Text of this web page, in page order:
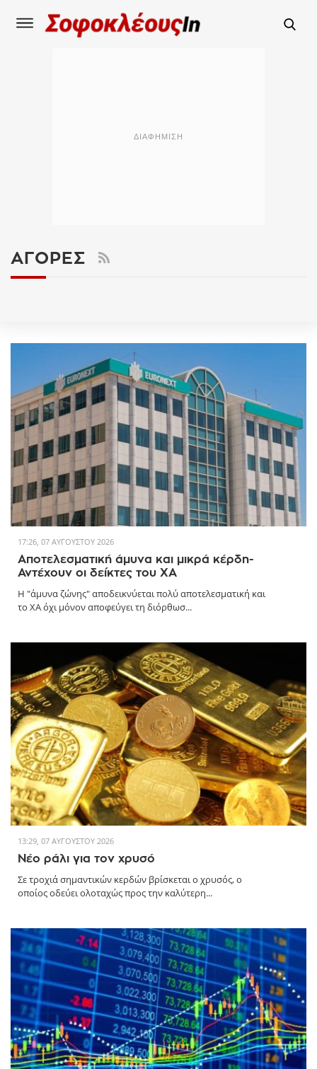
ΑΓΟΡΈΣ
17:26, 07 ΑΥΓΟΎΣΤΟΥ 2026
Αποτελεσματική άμυνα και μικρά κέρδη-
Αντέχουν οι δείκτες του ΧΑ
Η "άμυνα ζώνης" αποδεικνύεται πολύ αποτελεσματική και
το ΧΑ όχι μόνον αποφεύγει τη διόρθωσ...
13:29, 07 ΑΥΓΟΎΣΤΟΥ 2026
Νέο ράλι για τον χρυσό
Σε τροχιά σημαντικών κερδών βρίσκεται ο χρυσός, ο
οποίος οδεύει ολοταχώς προς την καλύτερη...